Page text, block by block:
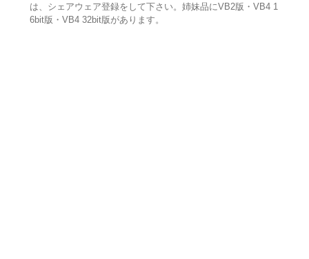
は、シェアウェア登録をして下さい。姉妹品にVB2版・VB4 1
6bit版・VB4 32bit版があります。